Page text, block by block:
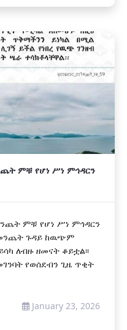
ምቹ የሆነ ሥነ ምኅዳርን
ምቹ የሆነ ሥነ ምኅዳርን
ጉዳይ ከዉጭም
ለብዙ ዘመናት ቆይቷል፡፡
የወሰደብን ጊዜ ጥቂት
January 23, 2026